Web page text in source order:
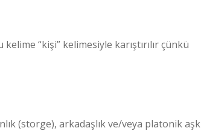
“kişi” kelimesiyle karıştırılır çünkü
(storge), arkadaşlık ve/veya platonik aşk